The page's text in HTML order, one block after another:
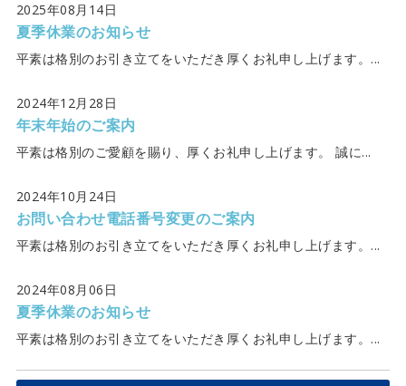
2025年08月14日
夏季休業のお知らせ
平素は格別のお引き立てをいただき厚くお礼申し上げます。...
2024年12月28日
年末年始のご案内
平素は格別のご愛顧を賜り、厚くお礼申し上げます。 誠に...
2024年10月24日
お問い合わせ電話番号変更のご案内
平素は格別のお引き立てをいただき厚くお礼申し上げます。...
2024年08月06日
夏季休業のお知らせ
平素は格別のお引き立てをいただき厚くお礼申し上げます。...